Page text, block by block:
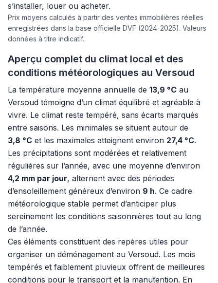
s’installer, louer ou acheter.
Prix moyens calculés à partir des ventes immobilières réelles
enregistrées dans la base officielle DVF (2024-2025). Valeurs
données à titre indicatif.
Aperçu complet du climat local et des
conditions météorologiques au Versoud
La température moyenne annuelle de 13,9 °C au
Versoud témoigne d’un climat équilibré et agréable à
vivre. Le climat reste tempéré, sans écarts marqués
entre saisons. Les minimales se situent autour de
3,8 °C et les maximales atteignent environ 27,4 °C.
Les précipitations sont modérées et relativement
régulières sur l’année, avec une moyenne d’environ
4,2 mm par jour, alternent avec des périodes
d’ensoleillement généreux d’environ 9 h. Ce cadre
météorologique stable permet d’anticiper plus
sereinement les conditions saisonnières tout au long
de l’année.
Ces éléments constituent des repères utiles pour
organiser un déménagement au Versoud. Les mois
tempérés et faiblement pluvieux offrent de meilleures
conditions pour le transport et la manutention. En